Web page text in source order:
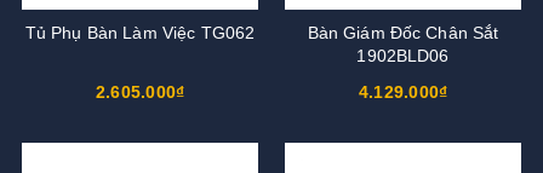
Tủ Phụ Bàn Làm Việc TG062
2.605.000₫
Bàn Giám Đốc Chân Sắt
1902BLD06
4.129.000₫